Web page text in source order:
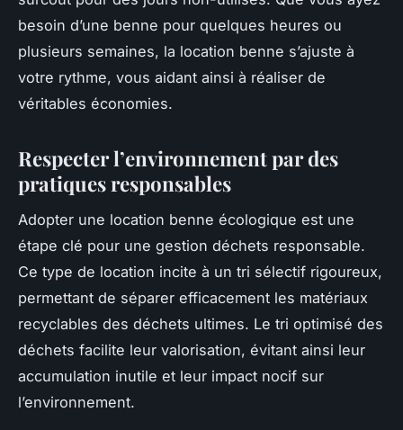
besoin d’une benne pour quelques heures ou
plusieurs semaines, la location benne s’ajuste à
votre rythme, vous aidant ainsi à réaliser de
véritables économies.
Respecter l’environnement par des
pratiques responsables
Adopter une location benne écologique est une
étape clé pour une gestion déchets responsable.
Ce type de location incite à un tri sélectif rigoureux,
permettant de séparer efficacement les matériaux
recyclables des déchets ultimes. Le tri optimisé des
déchets facilite leur valorisation, évitant ainsi leur
accumulation inutile et leur impact nocif sur
l’environnement.